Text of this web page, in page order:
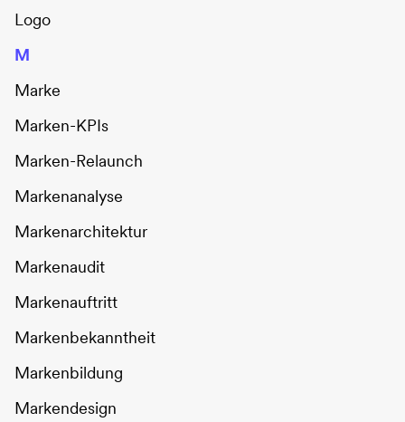
Logo
M
Marke
Marken-KPIs
Marken-Relaunch
Markenanalyse
Markenarchitektur
Markenaudit
Markenauftritt
Markenbekanntheit
Markenbildung
Markendesign